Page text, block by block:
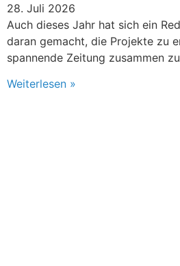
28. Juli 2026
Auch dieses Jahr hat sich ein
daran gemacht, die Projekte zu
spannende Zeitung zusammen
Weiterlesen »